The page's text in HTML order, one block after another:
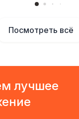
Посмотреть всё
лучшее